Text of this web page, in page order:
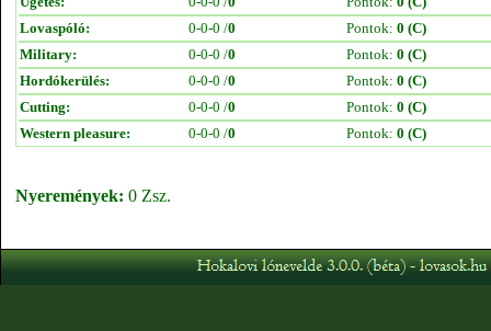
Lovaspóló:
0-0-0 /0 Pontok: 0 (C)
Military:
0-0-0 /0 Pontok: 0 (C)
Hordókerülés:
0-0-0 /0 Pontok: 0 (C)
Cutting:
0-0-0 /0 Pontok: 0 (C)
Western pleasure:
0-0-0 /0 Pontok: 0 (C)
Nyeremények: 0 Zsz.